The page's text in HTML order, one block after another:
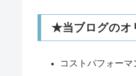
★当ブログのオ
コストパフォ